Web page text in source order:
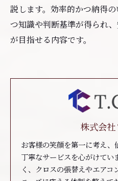
説します。効率的かつ納得
つ知識や判断基準が得られ
が目指せる内容です。
株式会
お客様の笑顔を第一に考え
丁寧なサービスを心がけてい
く、クロスの張替えやエア